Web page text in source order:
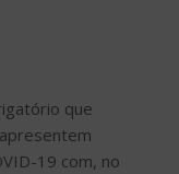
que
19 com, no